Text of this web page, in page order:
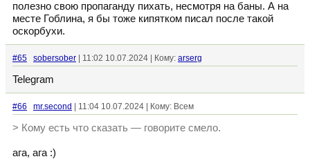
полезно свою пропаганду пихать, несмотря на баны. А на
месте Гоблина, я бы тоже кипятком писал после такой
оскорбухи.
#65 sobersober | 11:02 10.07.2024 | Кому: arserg
Telegram
#66 mr.second | 11:04 10.07.2024 | Кому: Всем
> Кому есть что сказать — говорите смело.
ага, ага :)